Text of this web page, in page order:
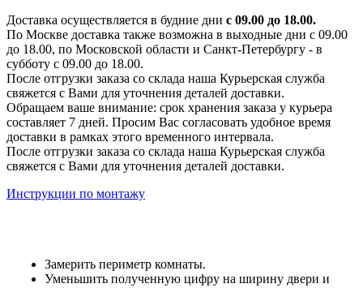
Доставка осуществляется в будние дни с 09.00 до 18.00.
По Москве доставка также возможна в выходные дни с 09.00
до 18.00, по Московской области и Санкт-Петербургу - в
субботу с 09.00 до 18.00.
После отгрузки заказа со склада наша Курьерская служба
свяжется с Вами для уточнения деталей доставки.
Обращаем ваше внимание: срок хранения заказа у курьера
составляет 7 дней. Просим Вас согласовать удобное время
доставки в рамках этого временного интервала.
После отгрузки заказа со склада наша Курьерская служба
свяжется с Вами для уточнения деталей доставки.
Инструкции по монтажу
Замерить периметр комнаты.
Уменьшить полученную цифру на ширину двери и